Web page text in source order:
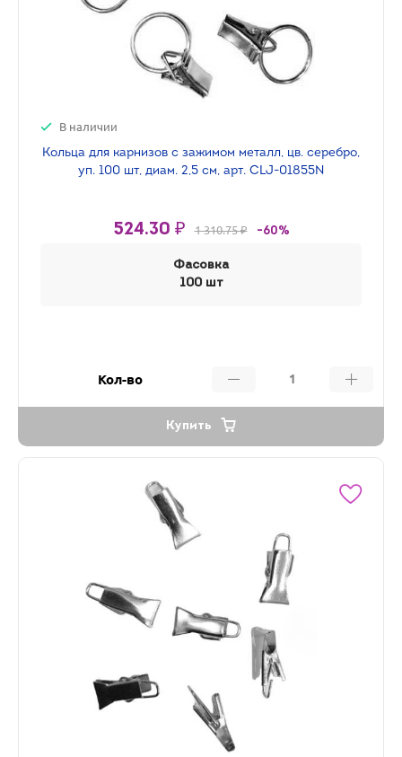
В наличии
Кольца для карнизов с зажимом металл, цв. серебро,
уп. 100 шт, диам. 2,5 см, арт. CLJ-01855N
524.30 ₽ 1 310.75 ₽ -60%
Фасовка
100 шт
Кол-во
Купить